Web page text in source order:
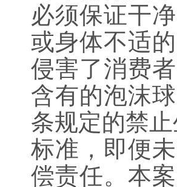
必须保证干
或身体不适
侵害了消费
含有的泡沫
条规定的禁
标准，即便
偿责任。本